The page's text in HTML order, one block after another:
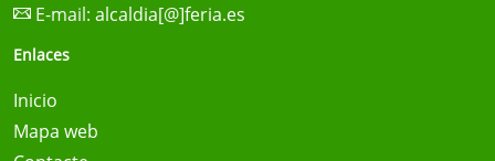
E-mail: alcaldia[@]feria.es
Enlaces
Inicio
Mapa web